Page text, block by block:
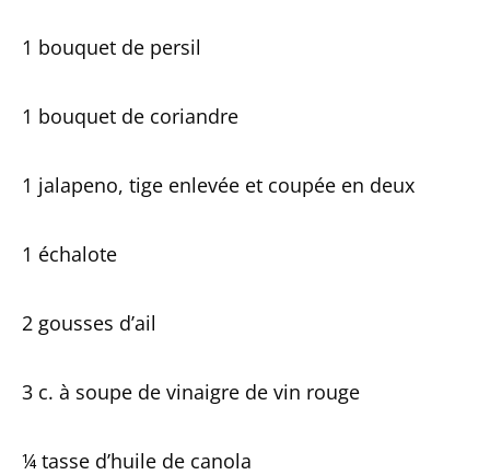
1 bouquet de persil
1 bouquet de coriandre
1 jalapeno, tige enlevée et coupée en deux
1 échalote
2 gousses d’ail
3 c. à soupe de vinaigre de vin rouge
¼ tasse d’huile de canola